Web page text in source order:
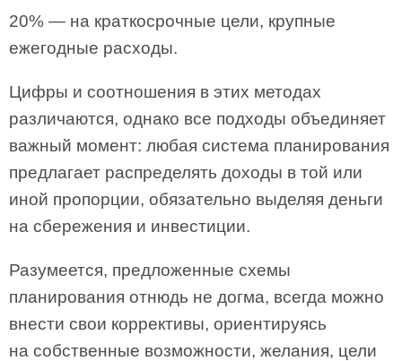
20% — на краткосрочные цели, крупные
ежегодные расходы.
Цифры и соотношения в этих методах
различаются, однако все подходы объединяет
важный момент: любая система планирования
предлагает распределять доходы в той или
иной пропорции, обязательно выделяя деньги
на сбережения и инвестиции.
Разумеется, предложенные схемы
планирования отнюдь не догма, всегда можно
внести свои коррективы, ориентируясь
на собственные возможности, желания, цели